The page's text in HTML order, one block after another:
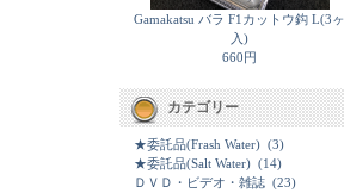
Gamakatsu バラ F1カットウ鈎 L(3ヶ
入)
660円
カテゴリー
★委託品(Frash Water) (3)
★委託品(Salt Water) (14)
ＤＶＤ・ビデオ・雑誌 (23)